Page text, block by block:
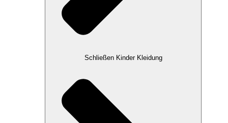
Schließen Kinder Kleidung